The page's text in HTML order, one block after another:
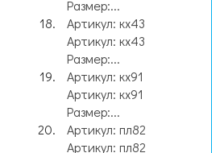
Размер:...
Артикул: кх43
Артикул: кх43
Размер:...
Артикул: кх91
Артикул: кх91
Размер:...
Артикул: пл82
Артикул: пл82